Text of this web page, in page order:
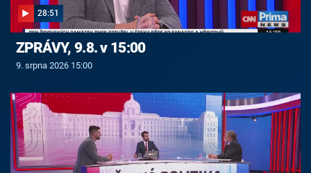
28:51
ZPRÁVY, 9.8. v 15:00
9. srpna 2026 15:00